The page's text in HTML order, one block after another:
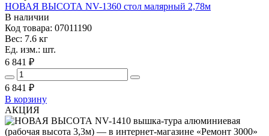
НОВАЯ ВЫСОТА NV-1360 стол малярный 2,78м
В наличии
Код товара: 07011190
Вес: 7.6 кг
Ед. изм.: шт.
6 841 ₽
6 841 ₽
В корзину
АКЦИЯ